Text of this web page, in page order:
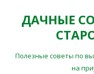
ДАЧНЫЕ
Полезные советы по
на